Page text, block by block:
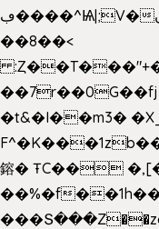
ڢ����^Ѩ|;V�ں�q4laf�ea'�j&��0�R�� J0O
��8��<
�t&�I��m3� �X_
鎔� ŦC��
��%�f